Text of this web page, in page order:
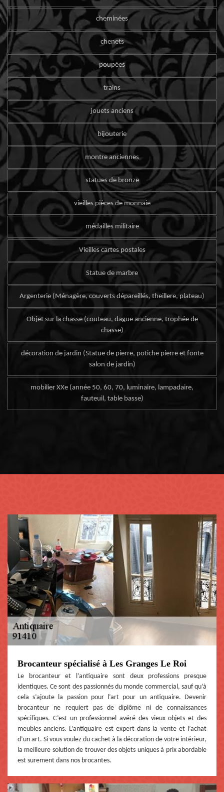
cheminées
chenets
poupées
trains
jouets anciens
bijouterie
montre anciennes
statues de bronze
vieilles pièces de monnaie
médailles militaire
Vieilles cartes postales
Statue de marbre
Argenterie (Ménagère, couverts dépareillés, theillere, plateau)
Objet sur la chasse (couteau, dague ancienne, trophée de
chasse)
décoration de jardin (Statue de pierre, potiche pierre et fonte
salon de jardin)
mobilier XXe (année 50, 60, 70, luminaire, lampadaire,
fauteuil, table basse)
Brocanteur spécialisé à Les Granges Le Roi
Le brocanteur et l’antiquaire sont deux professions presque
identiques. Ce sont des passionnés du monde commercial, sauf qu’à
cela s’ajoute la passion pour l’art pour un antiquaire. Devenir
brocanteur ne requiert pas de diplôme ni de connaissances
spécifiques. C’est un professionnel avéré des vieux objets et des
meubles anciens. L’antiquaire est expert dans la vente et l’achat
d’un art. Si vous voulez du cachet à la décoration de votre intérieur,
la meilleure solution de trouver des objets uniques à prix abordable
est surement dans nos brocantes.